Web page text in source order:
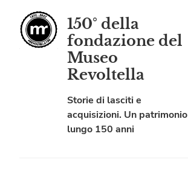
150° della
fondazione del
Museo
Revoltella
Storie di lasciti e
acquisizioni. Un patrimonio
lungo 150 anni